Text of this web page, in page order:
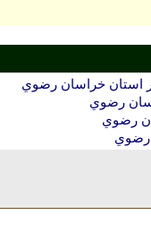
استان خراسان رضوي
رضوي
رضوي
رضوي